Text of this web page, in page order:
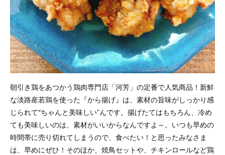
朝引き鶏をあつかう鶏肉専門店「河芳」の定番で人気商品！新鮮
な淡路産若鶏を使った『から揚げ』は、素材の旨味がしっかり感
じられて″ちゃんと美味しい”んです。揚げたてはもちろん、冷め
ても美味しいのは、素材がいいからなんですよ～。いつも早めの
時間帯に売り切れてしまうので、食べたい！と思ったみなさま
は、早めにぜひ！そのほか、焼鳥セットや、チキンロールなど鶏